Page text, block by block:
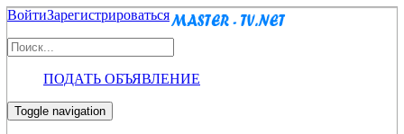
ВойтиЗарегистрироваться
ПОДАТЬ ОБЪЯВЛЕНИЕ
Toggle navigation